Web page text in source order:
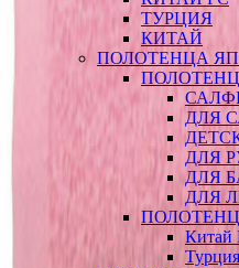
ТУРЦИЯ
КИТАЙ
ПОЛОТЕНЦА
ДЛЯ
ДЛЯ
ДЛЯ
ДЛЯ
Китай
Турция